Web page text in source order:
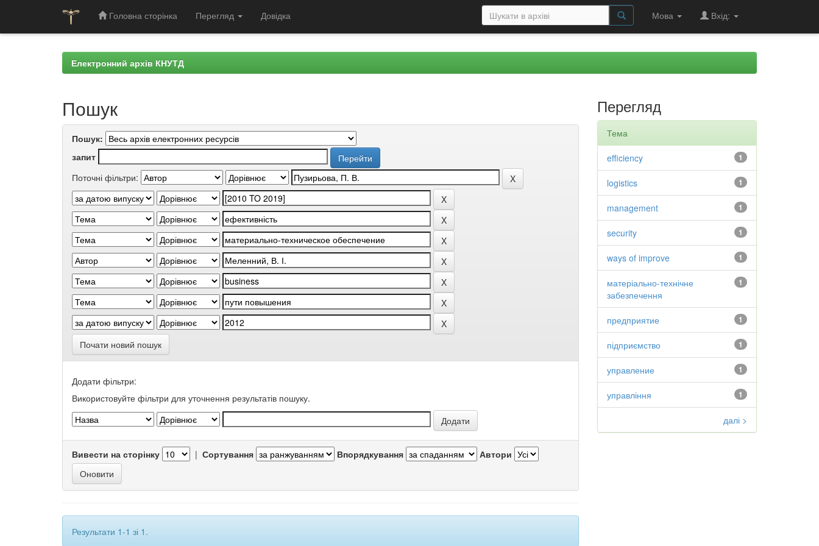
Головна сторінка Перегляд Довідка Мова Вхід:
Електронний архів КНУТД
Пошук
Пошук:
запит
Поточні фільтри:
Почати новий пошук
Додати фільтри:
Використовуйте фільтри для уточнення результатів пошуку.
Вивести на сторінку | Сортування Впорядкування Автори
Результати 1-1 зі 1.
Перегляд
Тема
1
efficiency
1
logistics
1
management
1
security
1
ways of improve
1
матеріально-технічне
забезпечення
1
предприятие
1
підприємство
1
управление
1
управління
далі >